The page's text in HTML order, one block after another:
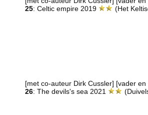
25: Celtic empire 2019 (Het
[met co-auteur Dirk Cussler] [vader
26: The devils's sea 2021